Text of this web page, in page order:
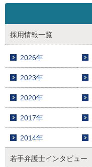
採用情報一覧
2026年
2023年
2020年
2017年
2014年
若手弁護士インタビュー